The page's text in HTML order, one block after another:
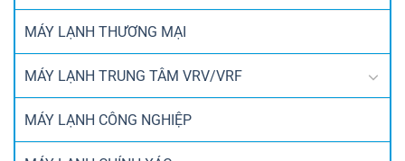
MÁY LẠNH THƯƠNG MẠI
MÁY LẠNH TRUNG TÂM VRV/VRF
MÁY LẠNH CÔNG NGHIỆP